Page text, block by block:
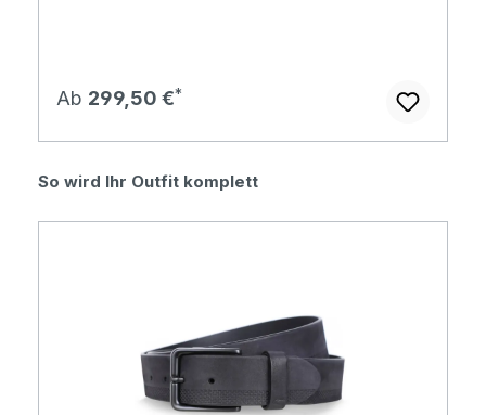
Regulärer Preis:
Ab 299,50 €
Produktgalerie überspringen
So wird Ihr Outfit komplett